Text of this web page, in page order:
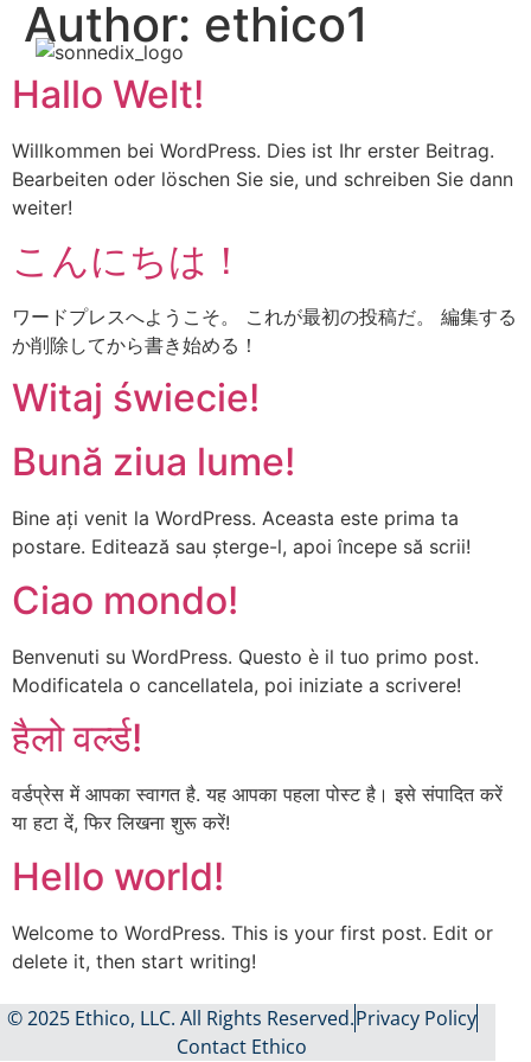
Author: ethico1
Hallo Welt!
Willkommen bei WordPress. Dies ist Ihr erster Beitrag.
Bearbeiten oder löschen Sie sie, und schreiben Sie dann
weiter!
こんにちは！
ワードプレスへようこそ。 これが最初の投稿だ。 編集する
か削除してから書き始める！
Witaj świecie!
Bună ziua lume!
Bine ați venit la WordPress. Aceasta este prima ta
postare. Editează sau șterge-l, apoi începe să scrii!
Ciao mondo!
Benvenuti su WordPress. Questo è il tuo primo post.
Modificatela o cancellatela, poi iniziate a scrivere!
हैलो वर्ल्ड!
वर्डप्रेस में आपका स्वागत है. यह आपका पहला पोस्ट है। इसे संपादित करें
या हटा दें, फिर लिखना शुरू करें!
Hello world!
Welcome to WordPress. This is your first post. Edit or
delete it, then start writing!
© 2025 Ethico, LLC. All Rights Reserved.Privacy Policy
Contact Ethico